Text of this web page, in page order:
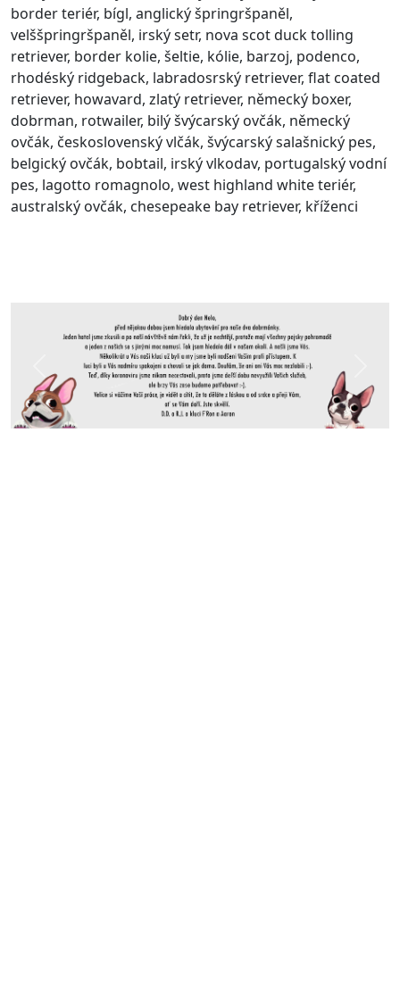
border teriér, bígl, anglický špringršpaněl,
velššpringršpaněl, irský setr, nova scot duck tolling
retriever, border kolie, šeltie, kólie, barzoj, podenco,
rhodéský ridgeback, labradosrský retriever, flat coated
retriever, howavard, zlatý retriever, německý boxer,
dobrman, rotwailer, bilý švýcarský ovčák, německý
ovčák, československý vlčák, švýcarský salašnický pes,
belgický ovčák, bobtail, irský vlkodav, portugalský vodní
pes, lagotto romagnolo, west highland white teriér,
australský ovčák, chesepeake bay retriever, kříženci
Předchozí